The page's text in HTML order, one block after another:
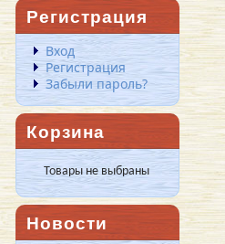
Регистрация
Вход
Регистрация
Забыли пароль?
Корзина
Товары не выбраны
Новости